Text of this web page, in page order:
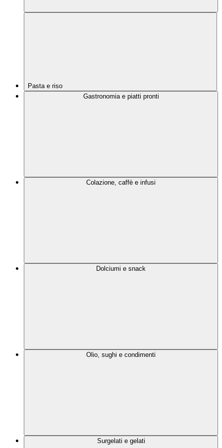
Pasta e riso
Gastronomia e piatti pronti
Colazione, caffè e infusi
Dolciumi e snack
Olio, sughi e condimenti
Surgelati e gelati